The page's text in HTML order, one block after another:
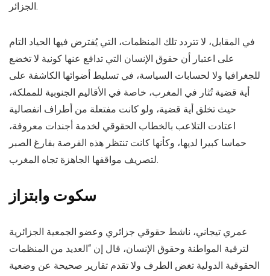
الجزائر.
في المقابل، لا تتردد تلك المنظمات، التي يُفترض فيها الحياد التام
على اعتبار أن حقوق الإنسان التي تدافع عنها كونية لا تخضع
للجغرافيا ولا لحسابات السياسة، في تسليط أضوائها الكاشفة على
أية قضية تُثار في المغرب، خاصة في الأقاليم الجنوبية للمملكة،
حيث تخلق أية قضية، ولو كانت مفتعلة من أطراف انفصالية
اعتادت التلاعب بالخطاب الحقوقي لخدمة أجندات معروفة،
حماسا كبيرا لديها، وكأنها كانت تنتظر هذه الفرصة بفارغ الصبر
لتصريف مواقفها الجاهزة تجاه المغرب.
سكوت وابتزاز
عمري تيجاني، ناشط حقوقي جزائري وعضو الجمعية الجزائرية
لترقية المواطنة وحقوق الإنسان، قال إن “العديد من المنظمات
الحقوقية الدولية تغض الطرف ولا تقدم تقارير صحيحة عن وضعية